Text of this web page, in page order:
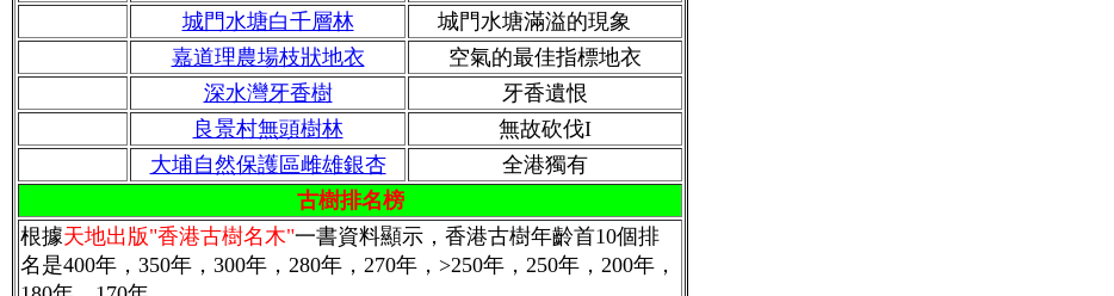
城門水塘白千層林
城門水塘滿溢的現象
嘉道理農場枝狀地衣
空氣的最佳指標地衣
深水灣牙香樹
牙香遺恨
良景村無頭樹林
無故砍伐I
大埔自然保護區雌雄銀杏
全港獨有
古樹排名榜
根據天地出版"香港古樹名木"一書資料顯示，香港古樹年齡首10個排
名是400年，350年，300年，280年，270年，>250年，250年，200年，